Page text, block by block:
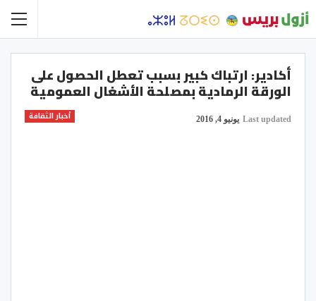
أكادير: ارتباك كبير بسبب تعطل الحصول على
الورقة الرمادية بمصلحة الأشغال العمومية
أخبار الثقافة Last updated يونيو 4, 2016